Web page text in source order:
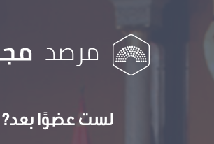
لست عضوًا بعد?